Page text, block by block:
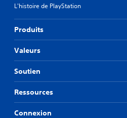
L'histoire de PlayStation
Produits
Valeurs
Soutien
Ressources
Connexion